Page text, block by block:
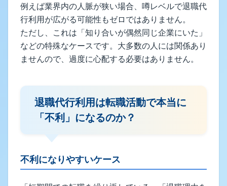
例えば業界内の人脈が狭い場合、噂レベルで退職代
行利用が広がる可能性もゼロではありません。
ただし、これは「知り合いが偶然同じ企業にいた」
などの特殊なケースです。大多数の人には関係あり
ませんので、過度に心配する必要はありません。
退職代行利用は転職活動で本当に
「不利」になるのか？
不利になりやすいケース